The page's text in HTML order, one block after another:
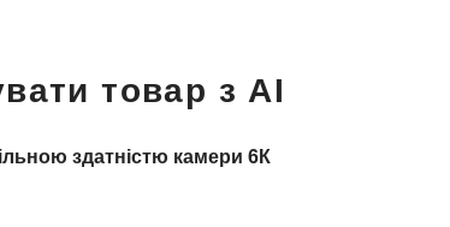
товар з AI
здатністю камери 6К